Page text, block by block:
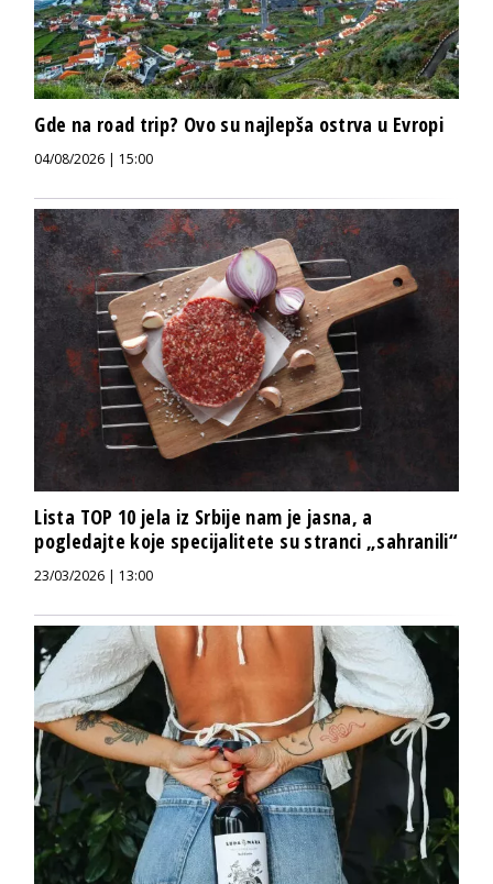
Gde na road trip? Ovo su najlepša ostrva u Evropi
04/08/2026 | 15:00
Lista TOP 10 jela iz Srbije nam je jasna, a
pogledajte koje specijalitete su stranci „sahranili“
23/03/2026 | 13:00